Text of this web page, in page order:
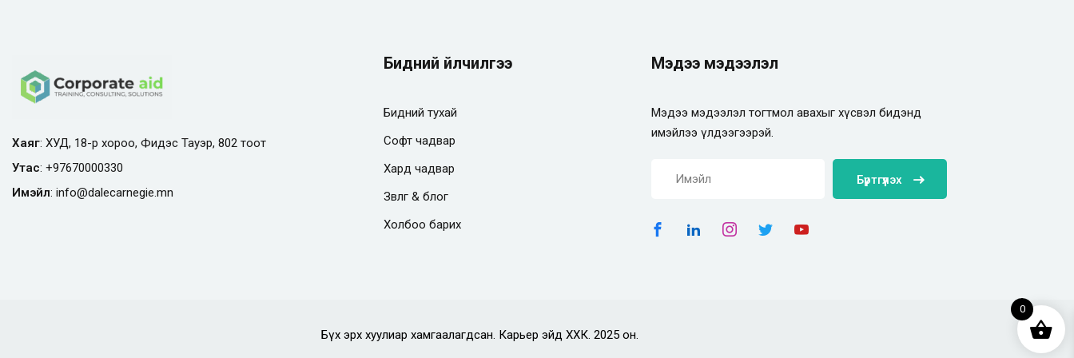
Хаяг: ХУД, 18-р хороо, Фидэс Тауэр, 802 тоот
Утас: +97670000330
Имэйл: info@dalecarnegie.mn
Бидний үйлчилгээ
Бидний тухай
Софт чадвар
Хард чадвар
Зөвлөгөө & блог
Холбоо барих
Мэдээ мэдээлэл
Мэдээ мэдээлэл тогтмол авахыг хүсвэл бидэнд
имэйлээ үлдээгээрэй.
Бүртгүүлэх
Бүх эрх хуулиар хамгаалагдсан. Карьер эйд ХХК. 2025 он.
0